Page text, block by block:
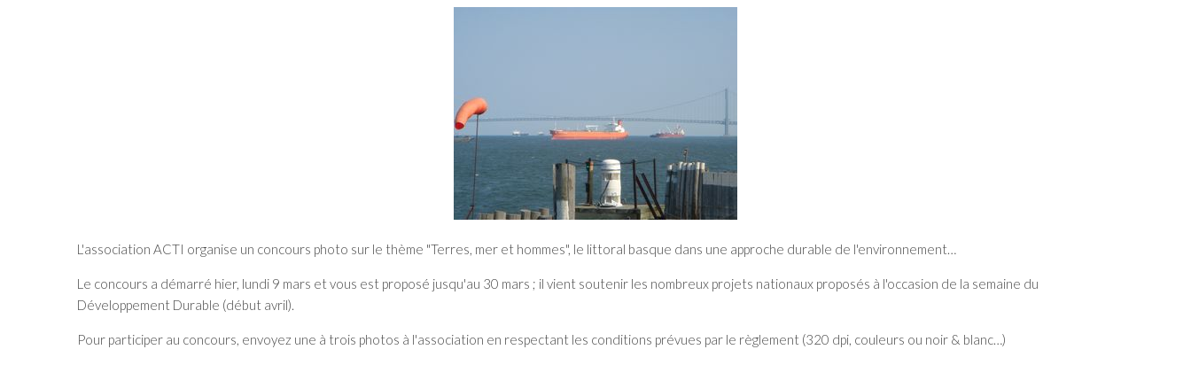
L'association ACTI organise un concours photo sur le thème "Terres, mer et hommes", le littoral basque dans une approche durable de l'environnement…
Le concours a démarré hier, lundi 9 mars et vous est proposé jusqu'au 30 mars ; il vient soutenir les nombreux projets nationaux proposés à l'occasion de la semaine du
Développement Durable (début avril).
Pour participer au concours, envoyez une à trois photos à l'association en respectant les conditions prévues par le règlement (320 dpi, couleurs ou noir & blanc…)